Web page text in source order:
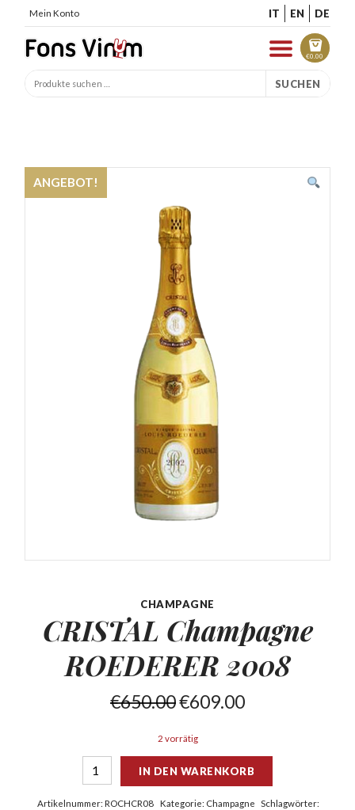
Mein Konto IT EN DE
€0.00
SUCHEN
ANGEBOT!
CHAMPAGNE
CRISTAL Champagne
ROEDERER 2008
€650.00€609.00
2 vorrätig
IN DEN WARENKORB
Artikelnummer:ROCHCR08 Kategorie: Champagne
Schlagwörter: